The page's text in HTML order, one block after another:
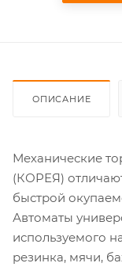
ОПИСАНИЕ
Механические
(КОРЕЯ)
быстрой
Автоматы
используемого
резинка, мячи,